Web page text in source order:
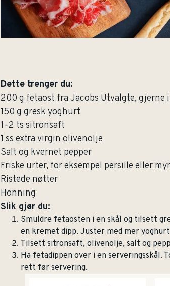
Dette trenger du:
200 g fetaost fra Jacobs Utvalgte, gjerne
150 g gresk yoghurt
1–2 ts sitronsaft
1 ss extra virgin olivenolje
Salt og kvernet pepper
Friske urter, for eksempel persille eller
Ristede nøtter
Honning
Slik gjør du:
Smuldre fetaosten i en skål og tilsett
en kremet dipp. Juster med mer
Tilsett sitronsaft, olivenolje, salt og
Ha fetadippen over i en
rett før servering.